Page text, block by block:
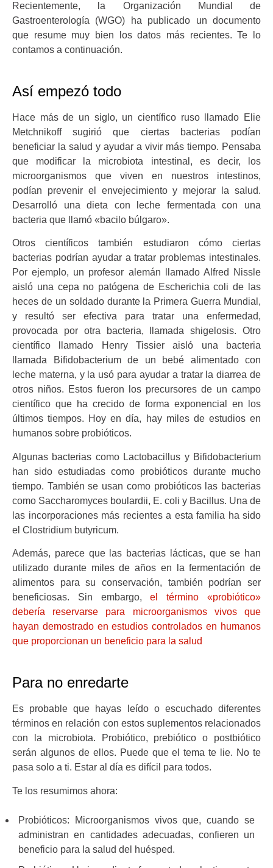
Recientemente, la Organización Mundial de
Gastroenterología (WGO) ha publicado un documento
que resume muy bien los datos más recientes. Te lo
contamos a continuación.
Así empezó todo
Hace más de un siglo, un científico ruso llamado Elie
Metchnikoff sugirió que ciertas bacterias podían
beneficiar la salud y ayudar a vivir más tiempo. Pensaba
que modificar la microbiota intestinal, es decir, los
microorganismos que viven en nuestros intestinos,
podían prevenir el envejecimiento y mejorar la salud.
Desarrolló una dieta con leche fermentada con una
bacteria que llamó «bacilo búlgaro».
Otros científicos también estudiaron cómo ciertas
bacterias podrían ayudar a tratar problemas intestinales.
Por ejemplo, un profesor alemán llamado Alfred Nissle
aisló una cepa no patógena de Escherichia coli de las
heces de un soldado durante la Primera Guerra Mundial,
y resultó ser efectiva para tratar una enfermedad,
provocada por otra bacteria, llamada shigelosis. Otro
científico llamado Henry Tissier aisló una bacteria
llamada Bifidobacterium de un bebé alimentado con
leche materna, y la usó para ayudar a tratar la diarrea de
otros niños. Estos fueron los precursores de un campo
científico que ha crecido de forma exponencial en los
últimos tiempos. Hoy en día, hay miles de estudios en
humanos sobre probióticos.
Algunas bacterias como Lactobacillus y Bifidobacterium
han sido estudiadas como probióticos durante mucho
tiempo. También se usan como probióticos las bacterias
como Saccharomyces boulardii, E. coli y Bacillus. Una de
las incorporaciones más recientes a esta familia ha sido
el Clostridium butyricum.
Además, parece que las bacterias lácticas, que se han
utilizado durante miles de años en la fermentación de
alimentos para su conservación, también podrían ser
beneficiosas. Sin embargo,el término «probiótico»
debería reservarse para microorganismos vivos que
hayan demostrado en estudios controlados en humanos
que proporcionan un beneficio para la salud
Para no enredarte
Es probable que hayas leído o escuchado diferentes
términos en relación con estos suplementos relacionados
con la microbiota. Probiótico, prebiótico o postbiótico
serán algunos de ellos. Puede que el tema te lie. No te
pasa solo a ti. Estar al día es difícil para todos.
Te los resumimos ahora:
Probióticos: Microorganismos vivos que, cuando se
administran en cantidades adecuadas, confieren un
beneficio para la salud del huésped.